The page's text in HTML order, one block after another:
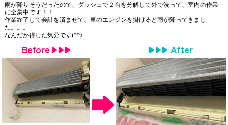
雨が降りそうだったので、ダッシュで２台を分解して外で洗って、室内の作業
に全集中です！！
作業終了して会計を済ませて、車のエンジンを掛けると雨が降ってきまし
た。。。
なんだか得した気分です(^^♪